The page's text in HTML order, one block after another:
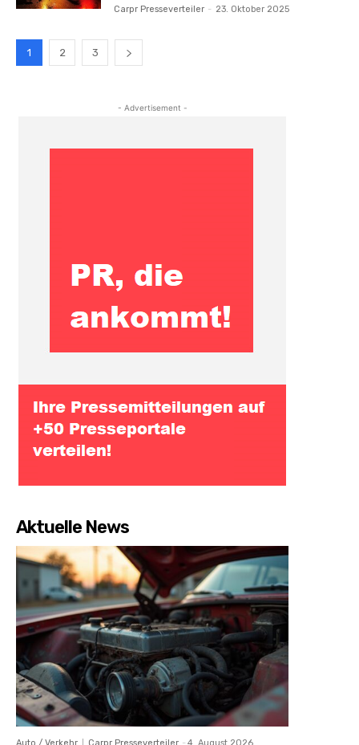
Carpr Presseverteiler - 23. Oktober 2025
1 2 3
- Advertisement -
Aktuelle News
Auto / Verkehr Carpr Presseverteiler - 4. August 2026